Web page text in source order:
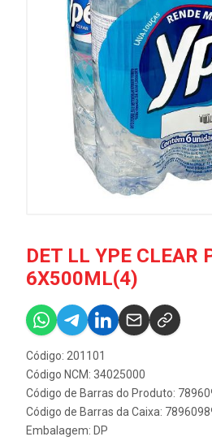
DET LL YPE CLEAR
6X500ML(4)
Código: 201101
Código NCM: 34025000
Código de Barras do Produto:
Código de Barras da Caixa:
Embalagem: DP